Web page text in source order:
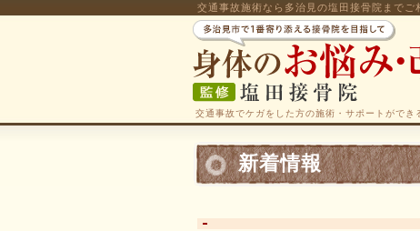
交通事故施術なら多治見の塩田接骨院までご
交通事故でケガをした方の施術・サポートができ
新着情報